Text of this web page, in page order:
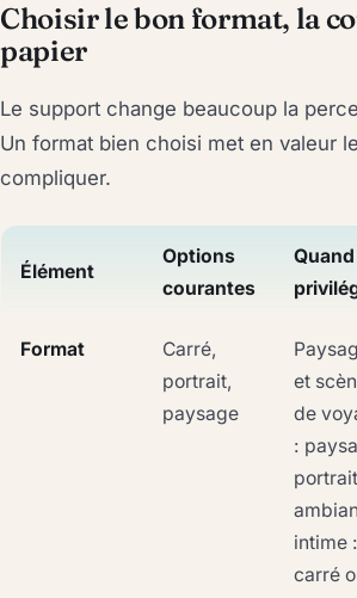
Choisir le bon format, la
papier
Le support change beaucoup la
Un format bien choisi met en valeur
compliquer.
Élément
Options
courantes
Format
Carré,
portrait,
paysage
et
de
:
intime :
carré